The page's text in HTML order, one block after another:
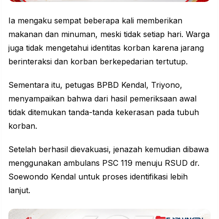
Ia mengaku sempat beberapa kali memberikan
makanan dan minuman, meski tidak setiap hari. Warga
juga tidak mengetahui identitas korban karena jarang
berinteraksi dan korban berkepedarian tertutup.
Sementara itu, petugas BPBD Kendal, Triyono,
menyampaikan bahwa dari hasil pemeriksaan awal
tidak ditemukan tanda-tanda kekerasan pada tubuh
korban.
Setelah berhasil dievakuasi, jenazah kemudian dibawa
menggunakan ambulans PSC 119 menuju RSUD dr.
Soewondo Kendal untuk proses identifikasi lebih
lanjut.